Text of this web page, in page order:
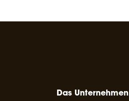
Das Unternehmen